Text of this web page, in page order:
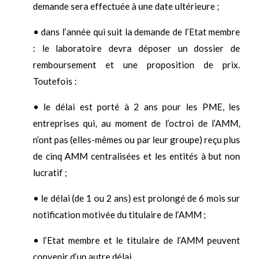
demande sera effectuée à une date ultérieure ;
• dans l’année qui suit la demande de l’Etat membre
: le laboratoire devra déposer un dossier de
remboursement et une proposition de prix.
Toutefois :
• le délai est porté à 2 ans pour les PME, les
entreprises qui, au moment de l’octroi de l’AMM,
n’ont pas (elles-mêmes ou par leur groupe) reçu plus
de cinq AMM centralisées et les entités à but non
lucratif ;
• le délai (de 1 ou 2 ans) est prolongé de 6 mois sur
notification motivée du titulaire de l’AMM ;
• l’Etat membre et le titulaire de l’AMM peuvent